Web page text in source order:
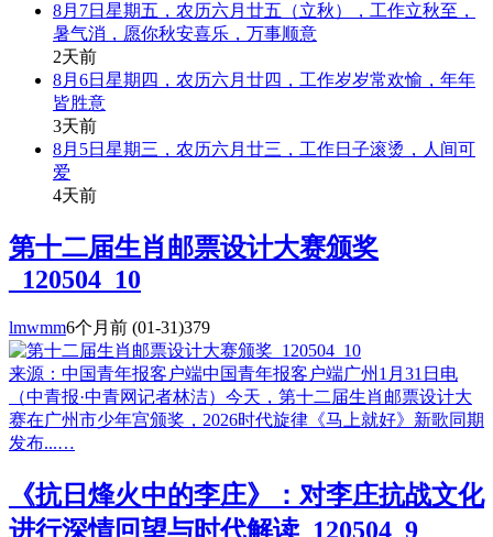
8月7日星期五，农历六月廿五（立秋），工作立秋至，
暑气消，愿你秋安喜乐，万事顺意
2天前
8月6日星期四，农历六月廿四，工作岁岁常欢愉，年年
皆胜意
3天前
8月5日星期三，农历六月廿三，工作日子滚烫，人间可
爱
4天前
第十二届生肖邮票设计大赛颁奖
_120504_10
lmwmm6个月前 (01-31)379
来源：中国青年报客户端中国青年报客户端广州1月31日电
（中青报·中青网记者林洁）今天，第十二届生肖邮票设计大
赛在广州市少年宫颁奖，2026时代旋律《马上就好》新歌同期
发布...…
《抗日烽火中的李庄》：对李庄抗战文化
进行深情回望与时代解读_120504_9